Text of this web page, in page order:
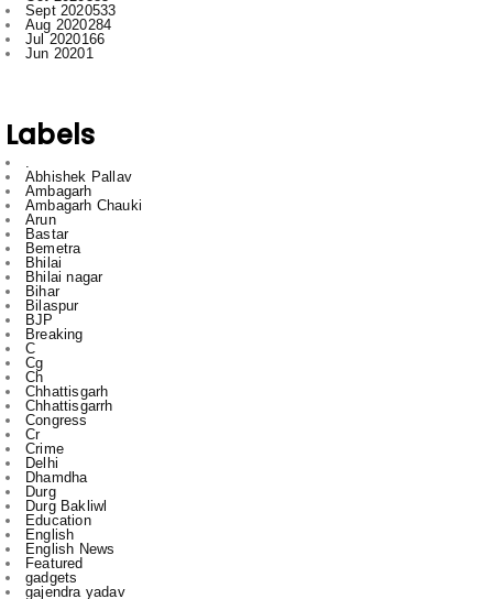
Ambagarh
Ambagarh Chauki
Bastar
Bemetra
Bhilai
Bhilai nagar
Bihar
Bilaspur
BJP
Breaking
C
Cg
Ch
Chhattisgarh
Chhattisgarrh
Congress
Cr
Crime
Delhi
Dhamdha
Durg
Durg Bakliwl
Education
English
English News
Featured
gadgets
gajendra yadav
HTC
Inda
Indai
Indi